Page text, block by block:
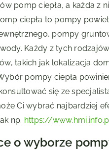
pomp ciepła, a każda z
ciepła to pompy
pompy
Każdy z tych
takich jak lokalizacja
pompy ciepła
się ze
Ci wybrać najbardziej
np. https://
o wyborze